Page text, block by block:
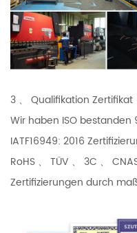
3 、 Qualifikation Zertifikat
Wir haben ISO bestanden
IATF16949: 2016
RoHS 、 TÜV 、 3C 、
Zertifizierungen durch